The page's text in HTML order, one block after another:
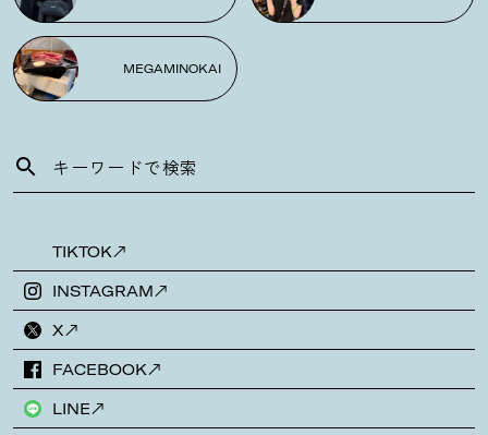
MEGAMINOKAI
TIKTOK
INSTAGRAM
X
FACEBOOK
LINE